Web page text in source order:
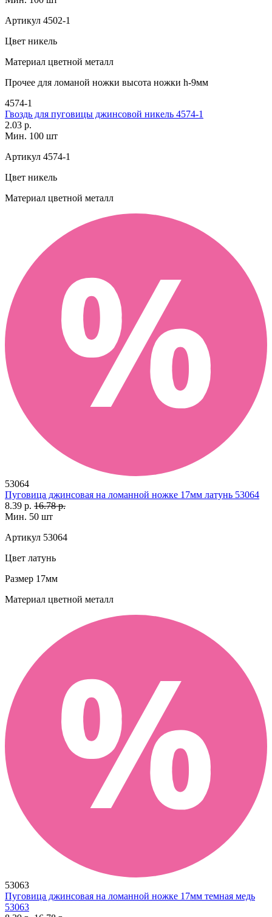
Артикул 4502-1
Цвет никель
Материал цветной металл
Прочее для ломаной ножки высота ножки h-9мм
4574-1
Гвоздь для пуговицы джинсовой никель 4574-1
2.03 р.
Мин. 100 шт
Артикул 4574-1
Цвет никель
Материал цветной металл
53064
Пуговица джинсовая на ломанной ножке 17мм латунь 53064
8.39 р. 16.78 р.
Мин. 50 шт
Артикул 53064
Цвет латунь
Размер 17мм
Материал цветной металл
53063
Пуговица джинсовая на ломанной ножке 17мм темная медь
53063